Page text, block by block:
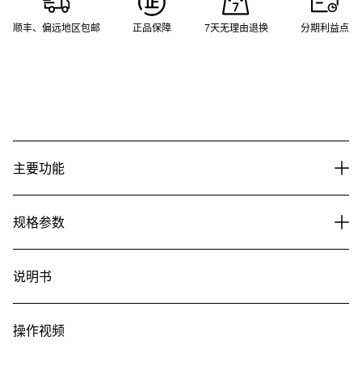
顺丰、偏远地区包邮 正品保障 7天无理由退换 分期利益点
主要功能
规格参数
说明书
操作视频